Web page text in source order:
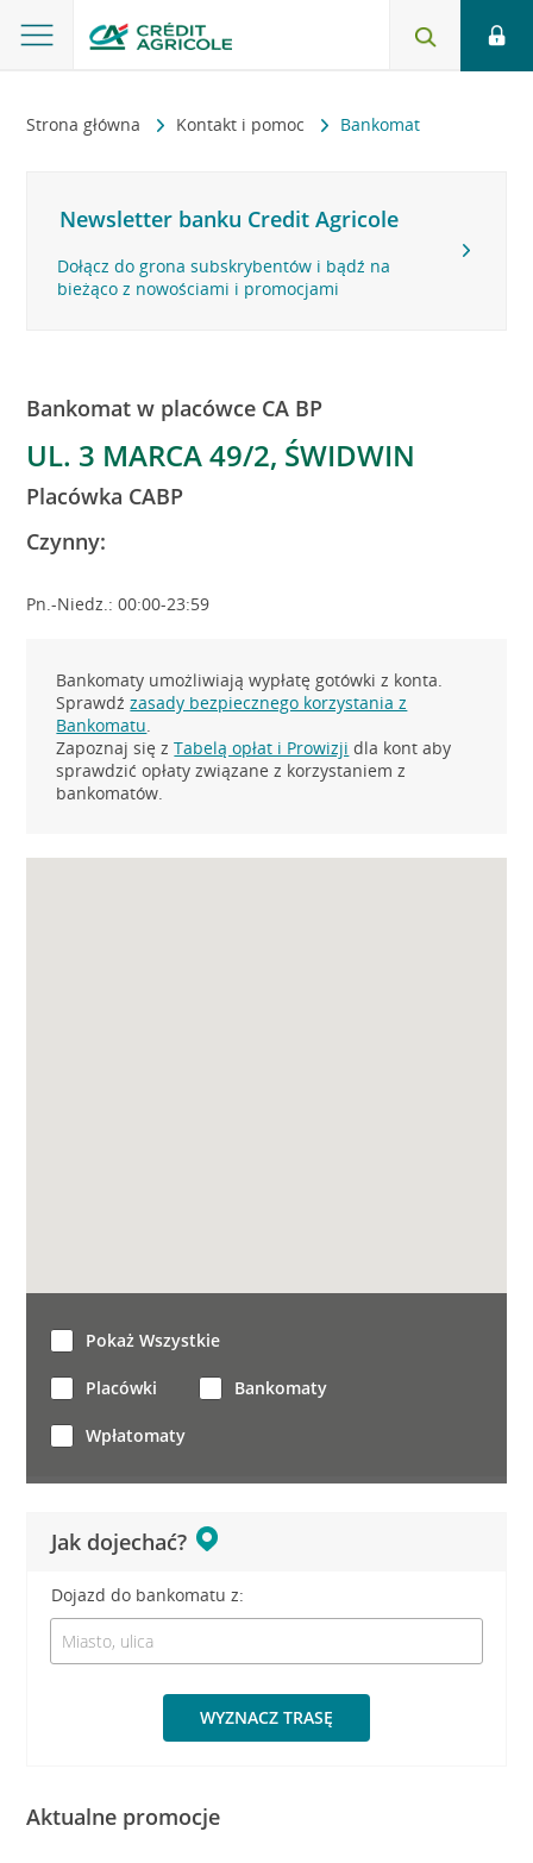
Strona główna Kontakt i pomoc Bankomat
Newsletter banku Credit Agricole
Dołącz do grona subskrybentów i bądź na
bieżąco z nowościami i promocjami
Bankomat w placówce CA BP
UL. 3 MARCA 49/2, ŚWIDWIN
Placówka CABP
Czynny:
Pn.-Niedz.: 00:00-23:59
Bankomaty umożliwiają wypłatę gotówki z konta.
Sprawdźzasady bezpiecznego korzystania z
Bankomatu.
Zapoznaj się zTabelą opłat i Prowizji dla kont aby
sprawdzić opłaty związane z korzystaniem z
bankomatów.
Jak dojechać?
Dojazd do bankomatu z:
WYZNACZ TRASĘ
Pokaż Wszystkie
Placówki Bankomaty
Wpłatomaty
Aktualne promocje